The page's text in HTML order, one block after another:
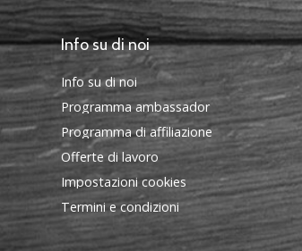
Info su di noi
Info su di noi
Programma ambassador
Programma di affiliazione
Offerte di lavoro
Impostazioni cookies
Termini e condizioni